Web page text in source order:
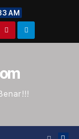
AM